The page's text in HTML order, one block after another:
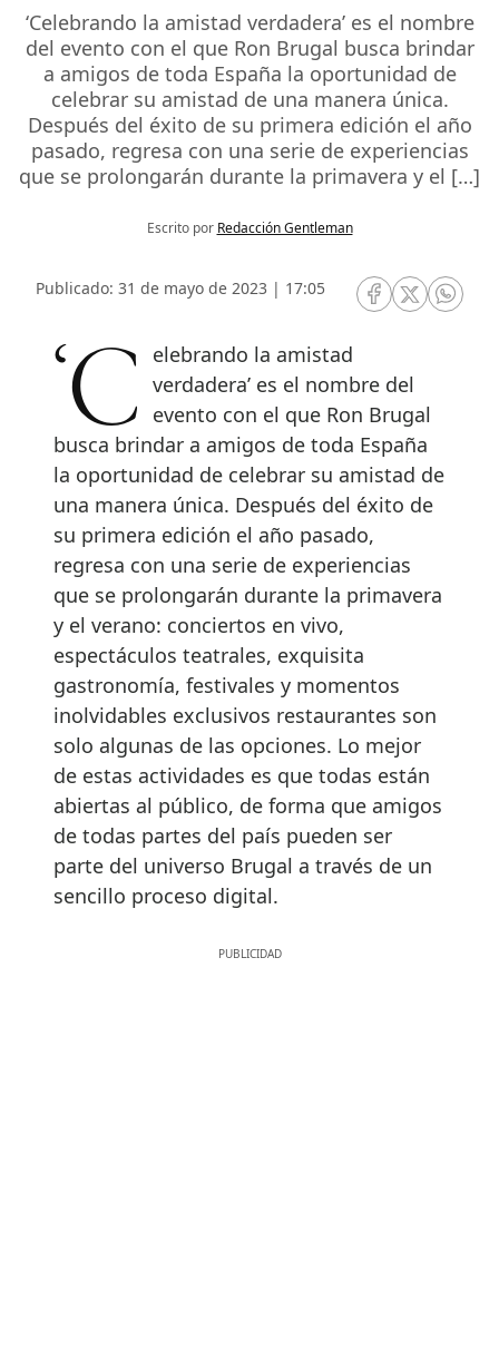
‘Celebrando la amistad verdadera’ es el nombre
del evento con el que Ron Brugal busca brindar
a amigos de toda España la oportunidad de
celebrar su amistad de una manera única.
Después del éxito de su primera edición el año
pasado, regresa con una serie de experiencias
que se prolongarán durante la primavera y el […]
Escrito por Redacción Gentleman
Publicado: 31 de mayo de 2023 | 17:05
RRSS Facebook
RRSSRRSS
‘Celebrando la amistad
verdadera’ es el nombre del
evento con el que Ron Brugal
busca brindar a amigos de toda España
la oportunidad de celebrar su amistad de
una manera única. Después del éxito de
su primera edición el año pasado,
regresa con una serie de experiencias
que se prolongarán durante la primavera
y el verano: conciertos en vivo,
espectáculos teatrales, exquisita
gastronomía, festivales y momentos
inolvidables exclusivos restaurantes son
solo algunas de las opciones. Lo mejor
de estas actividades es que todas están
abiertas al público, de forma que amigos
de todas partes del país pueden ser
parte del universo Brugal a través de un
sencillo proceso digital.